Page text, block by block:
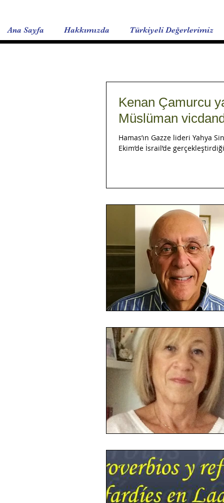
Ana Sayfa Hakkımızda Türkiyeli Değerlerimiz
Kenan Çamurcu
Müslüman
Hamas’ın Gazze lideri Yahya
Ekim’de İsrail’de